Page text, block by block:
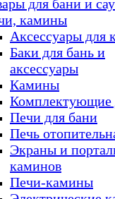
для бани и
камины
Аксессуары для
Баки для бань и
аксессуары
Камины
Комплектующие
Печи для бани
Печь
Экраны и
каминов
Печи-камины